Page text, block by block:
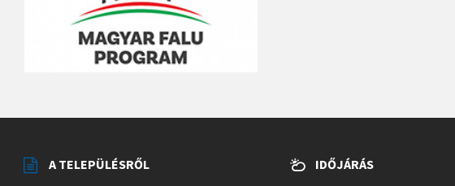
A TELEPÜLÉSRŐL IDŐJÁRÁS